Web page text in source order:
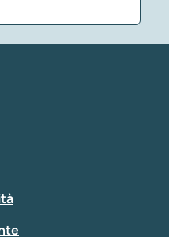
segnalazione